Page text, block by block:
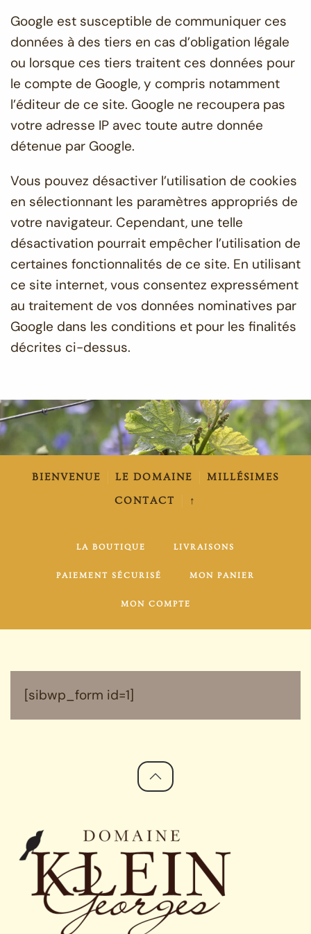
Google est susceptible de communiquer ces
données à des tiers en cas d’obligation légale
ou lorsque ces tiers traitent ces données pour
le compte de Google, y compris notamment
l’éditeur de ce site. Google ne recoupera pas
votre adresse IP avec toute autre donnée
détenue par Google.
Vous pouvez désactiver l’utilisation de cookies
en sélectionnant les paramètres appropriés de
votre navigateur. Cependant, une telle
désactivation pourrait empêcher l’utilisation de
certaines fonctionnalités de ce site. En utilisant
ce site internet, vous consentez expressément
au traitement de vos données nominatives par
Google dans les conditions et pour les finalités
décrites ci-dessus.
BIENVENUE LE DOMAINE
MILLÉSIMES
CONTACT
↑
LA BOUTIQUE LIVRAISONS
PAIEMENT SÉCURISÉ MON PANIER
MON COMPTE
[sibwp_form id=1]